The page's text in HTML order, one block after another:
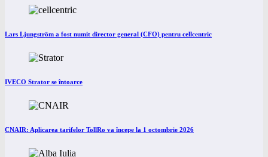
Lars Ljungström a fost numit director general (CFO) pentru cellcentric
IVECO Strator se întoarce
CNAIR: Aplicarea tarifelor TollRo va începe la 1 octombrie 2026